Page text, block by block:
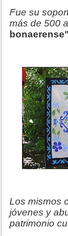
Fue su
más de 500
bonaerense"
Los mismos
jóvenes y
patrimonio